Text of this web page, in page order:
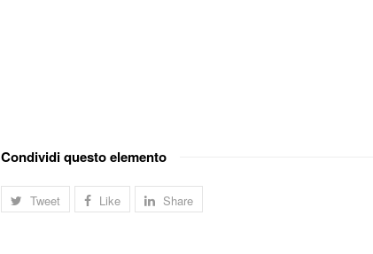
Condividi questo elemento
Tweet Like Share